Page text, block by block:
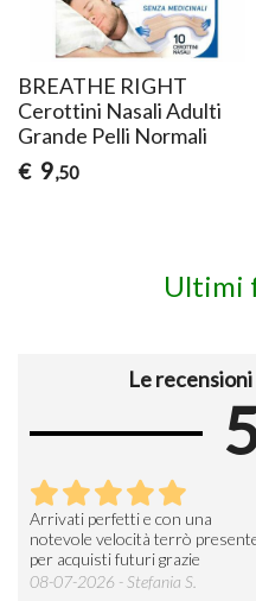
BREATHE RIGHT
Cerottini Nasali Adulti
Grande Pelli Normali
€ 9,50
Ultimi
Le
Arrivati perfetti e con una
notevole velocità terrò
per acquisti futuri grazie
08-07-2026 - Stefania S.